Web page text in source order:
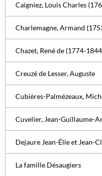
Caigniez, Louis Charles
Charlemagne, Armand
Chazet, René de (1774-
Creuzé de Lesser, Auguste
Cubières-Palmézeaux,
Cuvelier, Jean-Guillaume-
Dejaure Jean-Élie et Jean-
La famille Désaugiers